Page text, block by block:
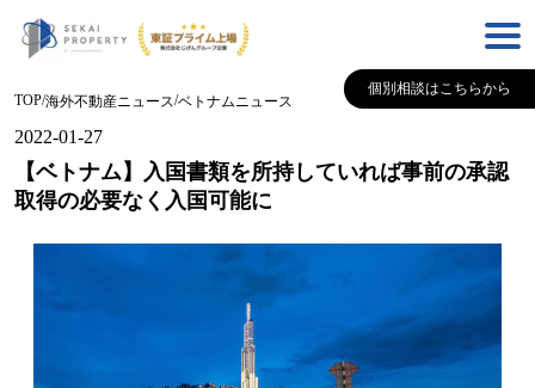
個別相談はこちらから
TOP/海外不動産ニュース/ベトナムニュース
2022-01-27
【ベトナム】入国書類を所持していれば事前の承認
取得の必要なく入国可能に